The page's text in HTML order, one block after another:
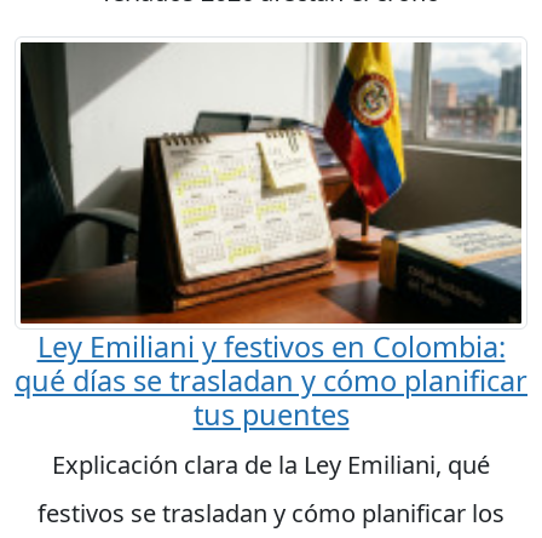
Ley Emiliani y festivos en Colombia:
qué días se trasladan y cómo planificar
tus puentes
Explicación clara de la Ley Emiliani, qué
festivos se trasladan y cómo planificar los